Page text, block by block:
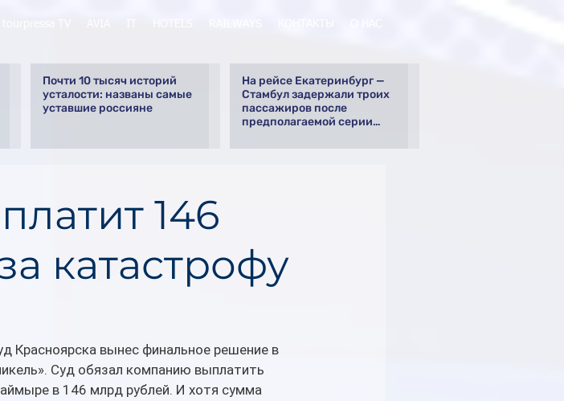
Почти 10 тысяч историй
усталости: названы самые
уставшие россияне
На рейсе Екатеринбург —
Стамбул задержали троих
пассажиров после
предполагаемой серии
146
катастрофу
Красноярска вынес финальное решение в
Суд обязал компанию выплатить
в 146 млрд рублей. И хотя сумма